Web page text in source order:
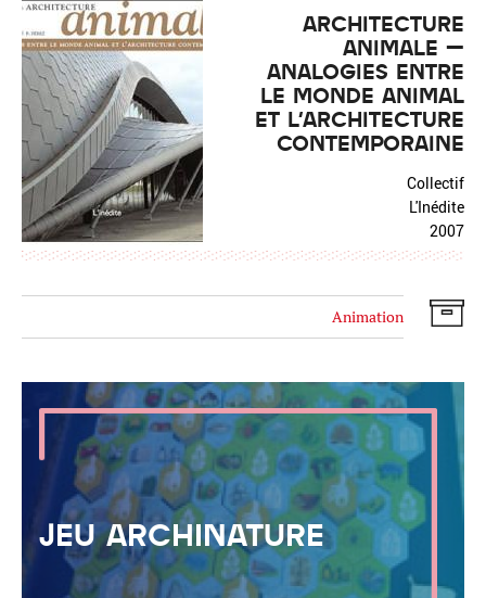
ARCHITECTURE
ANIMALE –
ANALOGIES ENTRE
LE MONDE ANIMAL
ET L'ARCHITECTURE
CONTEMPORAINE
Collectif
L'Inédite
2007
Animation
JEU ARCHINATURE